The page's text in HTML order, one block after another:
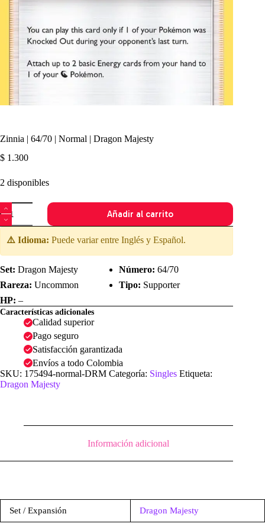
Zinnia | 64/70 | Normal | Dragon Majesty
$ 1.300
2 disponibles
Zinnia
|
64/70
|
Dragon
cantidad
Añadir al carrito
⚠️ Idioma: Puede variar entre Inglés y Español.
Set: Dragon Majesty Número: 64/70
Rareza: Uncommon Tipo: Supporter
HP: –
Características adicionales
Calidad superior
Pago seguro
Satisfacción garantizada
Envíos a todo Colombia
SKU: 175494-normal-DRM Categoría: Singles Etiqueta:
Dragon Majesty
Información adicional
Set / Expansión Dragon Majesty